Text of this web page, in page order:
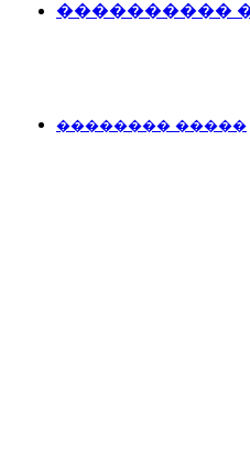
����������
�������� �����